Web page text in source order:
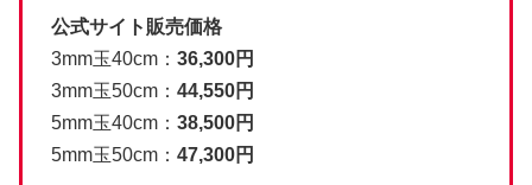
公式サイト販売価格
3mm玉40cm： 36,300円
3mm玉50cm： 44,550円
5mm玉40cm： 38,500円
5mm玉50cm： 47,300円